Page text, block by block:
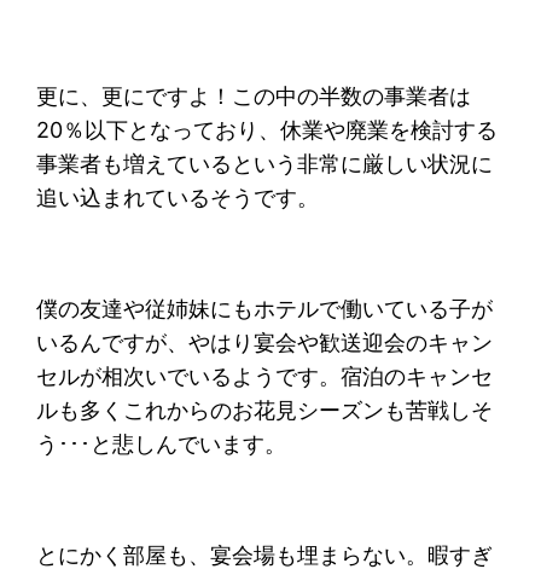
更に、更にですよ！この中の半数の事業者は
20％以下となっており、休業や廃業を検討する
事業者も増えているという非常に厳しい状況に
追い込まれているそうです。
僕の友達や従姉妹にもホテルで働いている子が
いるんですが、やはり宴会や歓送迎会のキャン
セルが相次いでいるようです。宿泊のキャンセ
ルも多くこれからのお花見シーズンも苦戦しそ
う･･･と悲しんでいます。
とにかく部屋も、宴会場も埋まらない。暇すぎ